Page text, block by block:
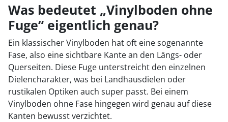
Was bedeutet „Vinylboden ohne
Fuge“ eigentlich genau?
Ein klassischer Vinylboden hat oft eine sogenannte
Fase, also eine sichtbare Kante an den Längs- oder
Querseiten. Diese Fuge unterstreicht den einzelnen
Dielencharakter, was bei Landhausdielen oder
rustikalen Optiken auch super passt. Bei einem
Vinylboden ohne Fase hingegen wird genau auf diese
Kanten bewusst verzichtet.